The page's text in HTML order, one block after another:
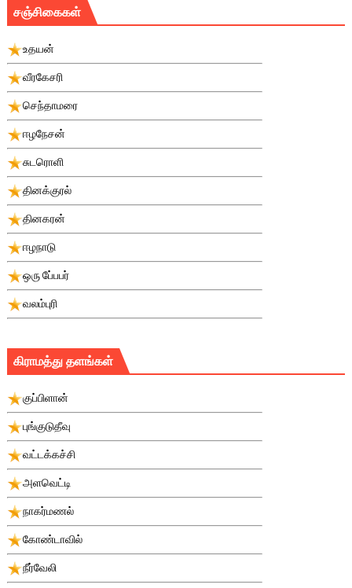
சஞ்சிகைகள்
உதயன்
வீரகேசரி
செந்தாமரை
ஈழநேசன்
சுடரொளி
தினக்குரல்
தினகரன்
ஈழநாடு
ஒரு பே்பபர்
வலம்புரி
கிராமத்து தளங்கள்
குப்பிளான்
புங்குடுதீவு
வட்டக்கச்சி
அளவெட்டி
நாகர்மணல்
கோண்டாவில்
நீர்வேலி